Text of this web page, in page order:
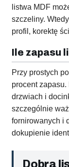
listwa MDF
szczeliny.
profil, korektę
Ile zapasu
Przy prostych
procent
drzwiach i
szczególnie
fornirowanych i
dokupienie
Dobra